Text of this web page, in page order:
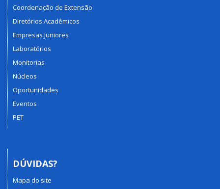
Coordenação de Extensão
Diretórios Acadêmicos
Empresas Juniores
Laboratórios
Monitorias
Núcleos
Oportunidades
Eventos
PET
DÚVIDAS?
Mapa do site